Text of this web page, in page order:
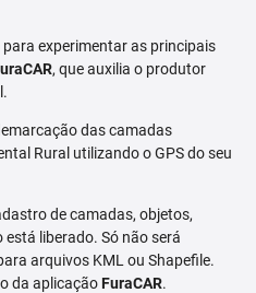
experimentar as principais
, que auxilia o produtor
das camadas
Rural utilizando o GPS do seu
de camadas, objetos,
liberado. Só não será
arquivos KML ou Shapefile.
da aplicaçãoFuraCAR.